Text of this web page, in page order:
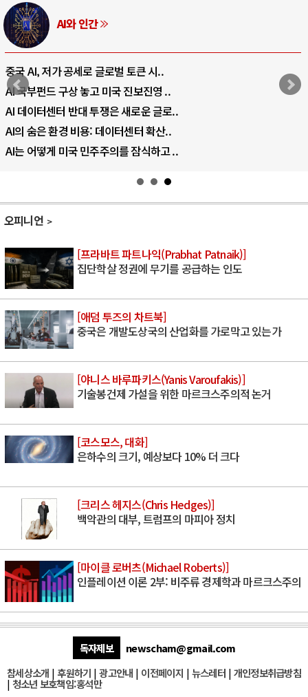
AI와 인간
중국 AI, 저가 공세로 글로벌 토큰 시..
AI 국부펀드 구상 놓고 미국 진보진영 ..
AI 데이터센터 반대 투쟁은 새로운 글로..
AI의 숨은 환경 비용: 데이터센터 확산..
AI는 어떻게 미국 민주주의를 잠식하고 ..
오피니언
[프라바트 파트나익(Prabhat Patnaik)]
집단학살 정권에 무기를 공급하는 인도
[애덤 투즈의 차트북]
중국은 개발도상국의 산업화를 가로막고 있는가
[야니스 바루파키스(Yanis Varoufakis)]
기술봉건제 가설을 위한 마르크스주의적 논거
[코스모스, 대화]
은하수의 크기, 예상보다 10% 더 크다
[크리스 헤지스(Chris Hedges)]
백악관의 대부, 트럼프의 마피아 정치
[마이클 로버츠(Michael Roberts)]
인플레이션 이론 2부: 비주류 경제학과 마르크스주의
독자제보
newscham@gmail.com
참세상소개 | 후원하기 |광고안내 | 이전페이지 | 뉴스레터| 개인정보취급방침
| 청소년 보호책임:홍석만